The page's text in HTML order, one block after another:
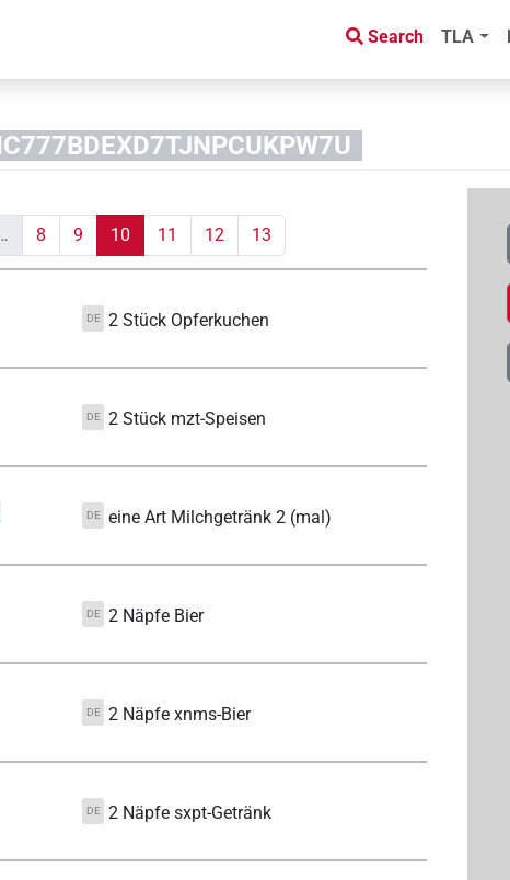
Search TLA
8 9 10 11 12 13
DE 2 Stück Opferkuchen
DE 2 Stück mzt-Speisen
DE eine Art Milchgetränk 2 (mal)
DE 2 Näpfe Bier
DE 2 Näpfe xnms-Bier
DE 2 Näpfe sxpt-Getränk